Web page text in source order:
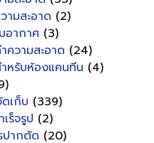
ามสะอาด (2)
อากาศ (3)
วามสะอาด (24)
หรับห้องแคนทีน (4)
เก็บ (339)
ร็จรูป (2)
ปากตัด (20)